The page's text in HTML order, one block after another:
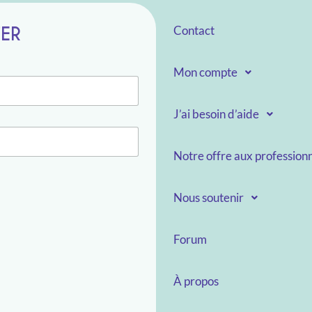
Contact
Mon compte
J’ai besoin d’aide
Notre offre aux
Nous soutenir
Forum
À propos